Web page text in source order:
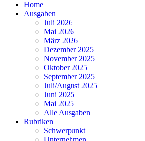
Wirtschaft im Südwesten
Home
Ausgaben
Juli 2026
Mai 2026
März 2026
Dezember 2025
November 2025
Oktober 2025
September 2025
Juli/August 2025
Juni 2025
Mai 2025
Alle Ausgaben
Rubriken
Schwerpunkt
Unternehmen